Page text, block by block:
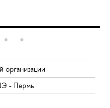
организации
- Пермь